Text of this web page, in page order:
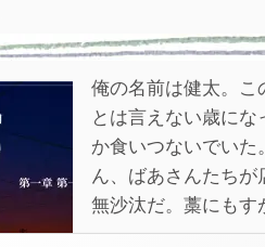
俺の名前は健太。
とは言えない歳に
か食いつないでい
ん、ばあさんたち
無沙汰だ。藁にも